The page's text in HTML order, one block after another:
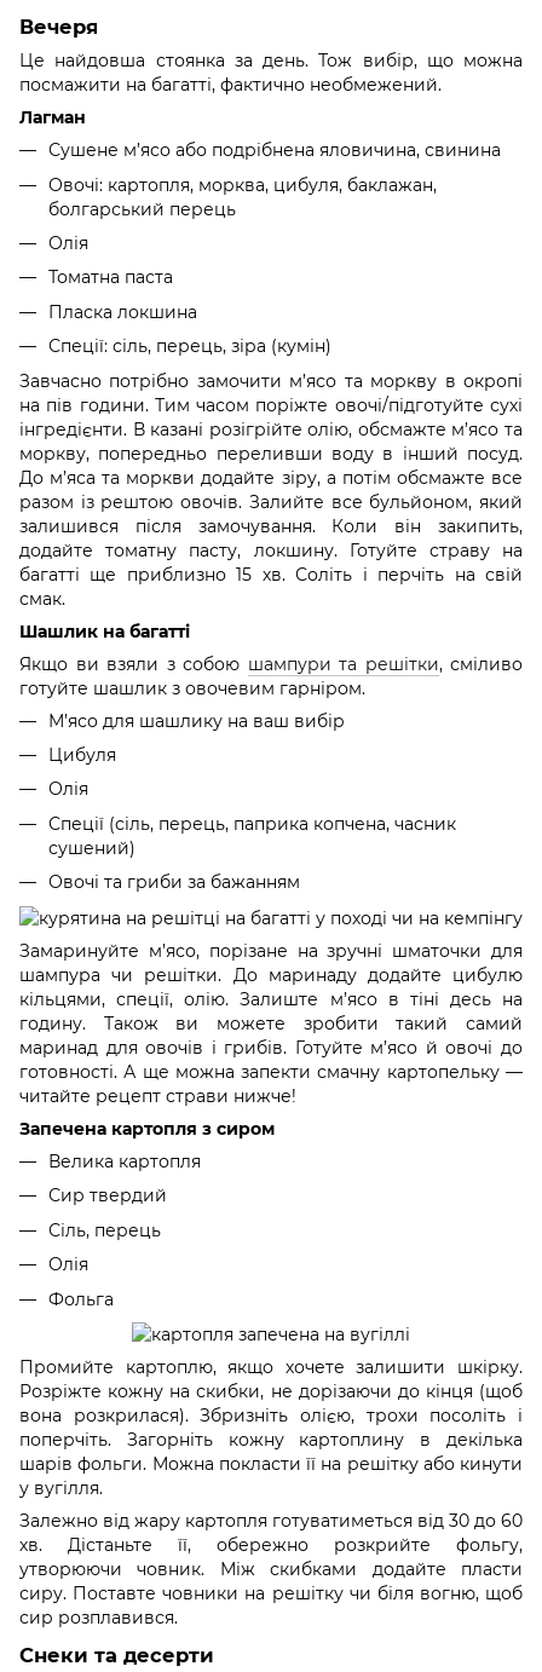
Вечеря
Це найдовша стоянка за день. Тож вибір, що можна
посмажити на багатті, фактично необмежений.
Лагман
Сушене м’ясо або подрібнена яловичина, свинина
Овочі: картопля, морква, цибуля, баклажан,
болгарський перець
Олія
Томатна паста
Пласка локшина
Спеції: сіль, перець, зіра (кумін)
Завчасно потрібно замочити м’ясо та моркву в окропі
на пів години. Тим часом поріжте овочі/підготуйте сухі
інгредієнти. В казані розігрійте олію, обсмажте м’ясо та
моркву, попередньо переливши воду в інший посуд.
До м’яса та моркви додайте зіру, а потім обсмажте все
разом із рештою овочів. Залийте все бульйоном, який
залишився після замочування. Коли він закипить,
додайте томатну пасту, локшину. Готуйте страву на
багатті ще приблизно 15 хв. Соліть і перчіть на свій
смак.
Шашлик на багатті
Якщо ви взяли з собою шампури та решітки, сміливо
готуйте шашлик з овочевим гарніром.
М’ясо для шашлику на ваш вибір
Цибуля
Олія
Спеції (сіль, перець, паприка копчена, часник
сушений)
Овочі та гриби за бажанням
Замаринуйте м’ясо, порізане на зручні шматочки для
шампура чи решітки. До маринаду додайте цибулю
кільцями, спеції, олію. Залиште м’ясо в тіні десь на
годину. Також ви можете зробити такий самий
маринад для овочів і грибів. Готуйте м’ясо й овочі до
готовності. А ще можна запекти смачну картопельку —
читайте рецепт страви нижче!
Запечена картопля з сиром
Велика картопля
Сир твердий
Сіль, перець
Олія
Фольга
Промийте картоплю, якщо хочете залишити шкірку.
Розріжте кожну на скибки, не дорізаючи до кінця (щоб
вона розкрилася). Збризніть олією, трохи посоліть і
поперчіть. Загорніть кожну картоплину в декілька
шарів фольги. Можна покласти її на решітку або кинути
у вугілля.
Залежно від жару картопля готуватиметься від 30 до 60
хв. Дістаньте її, обережно розкрийте фольгу,
утворюючи човник. Між скибками додайте пласти
сиру. Поставте човники на решітку чи біля вогню, щоб
сир розплавився.
Снеки та десерти